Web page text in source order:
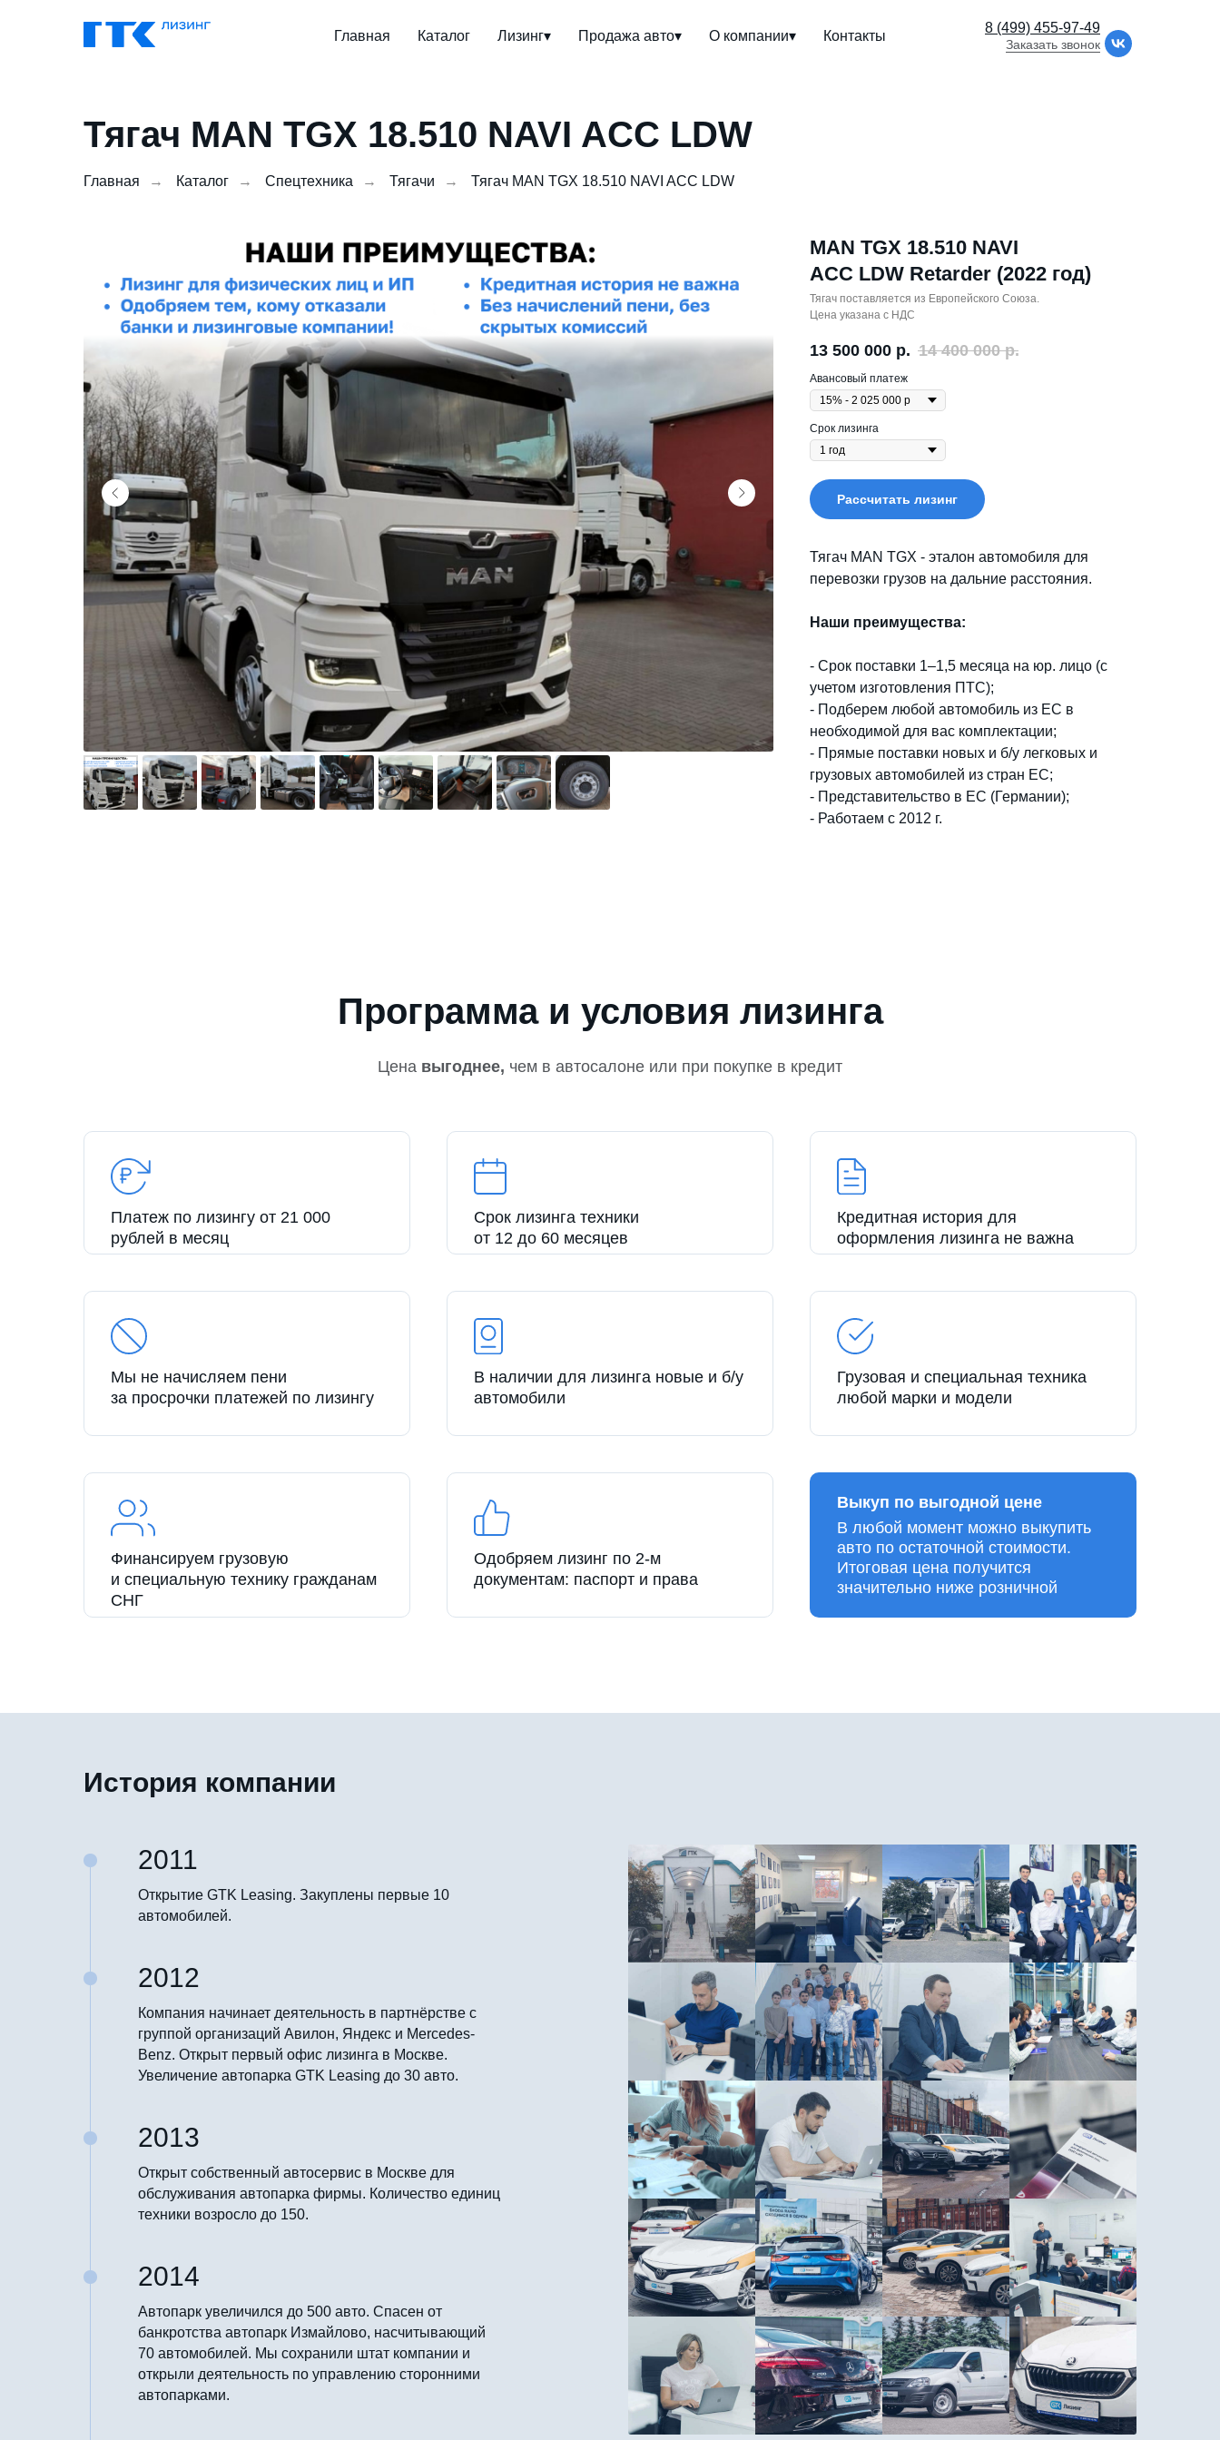
Главная Каталог Лизинг▾ Продажа авто▾ О компании▾ Контакты
8 (499) 455-97-49
Заказать звонок
Тягач MAN TGX 18.510 NAVI ACC LDW
Главная → Каталог → Спецтехника → Тягачи → Тягач MAN TGX 18.510 NAVI ACC LDW
MAN TGX 18.510 NAVI
ACC LDW Retarder (2022 год)
Тягач поставляется из Европейского Союза.
Цена указана с НДС
13 500 000 р. 14 400 000 р.
Авансовый платеж
Срок лизинга
Рассчитать лизинг
Тягач MAN TGX - эталон автомобиля для
перевозки грузов на дальние расстояния.
Наши преимущества:
- Срок поставки 1–1,5 месяца на юр. лицо (с
учетом изготовления ПТС);
- Подберем любой автомобиль из ЕС в
необходимой для вас комплектации;
- Прямые поставки новых и б/у легковых и
грузовых автомобилей из стран ЕС;
- Представительство в ЕС (Германии);
- Работаем с 2012 г.
Программа и условия лизинга
Цена выгоднее, чем в автосалоне или при покупке в кредит
Платеж по лизингу от 21 000
рублей в месяц
Срок лизинга техники
от 12 до 60 месяцев
Кредитная история для
оформления лизинга не важна
Мы не начисляем пени
за просрочки платежей по лизингу
В наличии для лизинга новые и б/у
автомобили
Грузовая и специальная техника
любой марки и модели
Финансируем грузовую
и специальную технику гражданам
СНГ
Одобряем лизинг по 2-м
документам: паспорт и права
В любой момент можно выкупить
авто по остаточной стоимости.
Итоговая цена получится
значительно ниже розничной
Выкуп по выгодной цене
История компании
2011
Открытие GTK Leasing. Закуплены первые 10
автомобилей.
2012
Компания начинает деятельность в партнёрстве с
группой организаций Авилон, Яндекс и Mercedes-
Benz. Открыт первый офис лизинга в Москве.
Увеличение автопарка GTK Leasing до 30 авто.
2013
Открыт собственный автосервис в Москве для
обслуживания автопарка фирмы. Количество единиц
техники возросло до 150.
2014
Автопарк увеличился до 500 авто. Спасен от
банкротства автопарк Измайлово, насчитывающий
70 автомобилей. Мы сохранили штат компании и
открыли деятельность по управлению сторонними
автопарками.